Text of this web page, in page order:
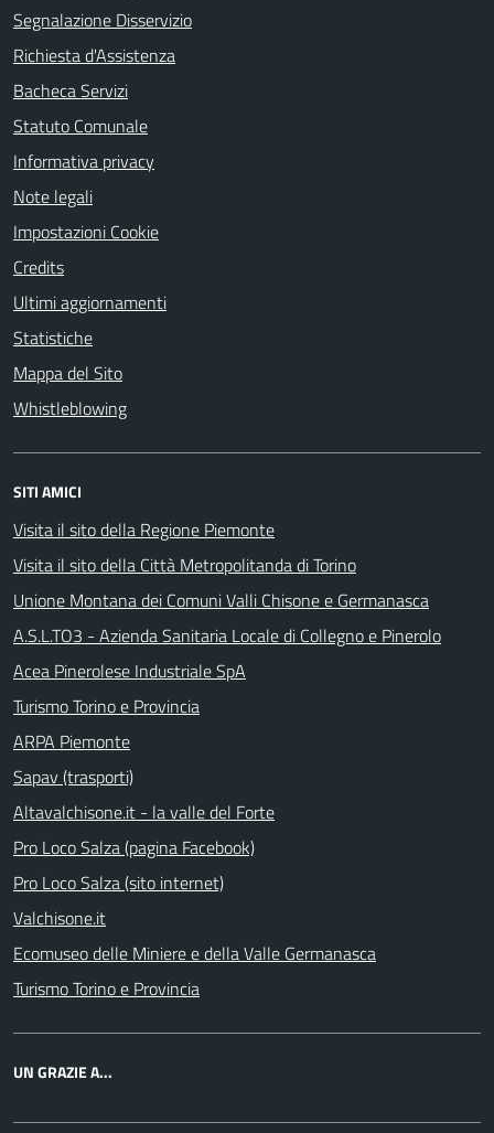
Segnalazione Disservizio
Richiesta d'Assistenza
Bacheca Servizi
Statuto Comunale
Informativa privacy
Note legali
Impostazioni Cookie
Credits
Ultimi aggiornamenti
Statistiche
Mappa del Sito
Whistleblowing
SITI AMICI
Visita il sito della Regione Piemonte
Visita il sito della Città Metropolitanda di Torino
Unione Montana dei Comuni Valli Chisone e Germanasca
A.S.L.TO3 - Azienda Sanitaria Locale di Collegno e Pinerolo
Acea Pinerolese Industriale SpA
Turismo Torino e Provincia
ARPA Piemonte
Sapav (trasporti)
Altavalchisone.it - la valle del Forte
Pro Loco Salza (pagina Facebook)
Pro Loco Salza (sito internet)
Valchisone.it
Ecomuseo delle Miniere e della Valle Germanasca
Turismo Torino e Provincia
UN GRAZIE A...